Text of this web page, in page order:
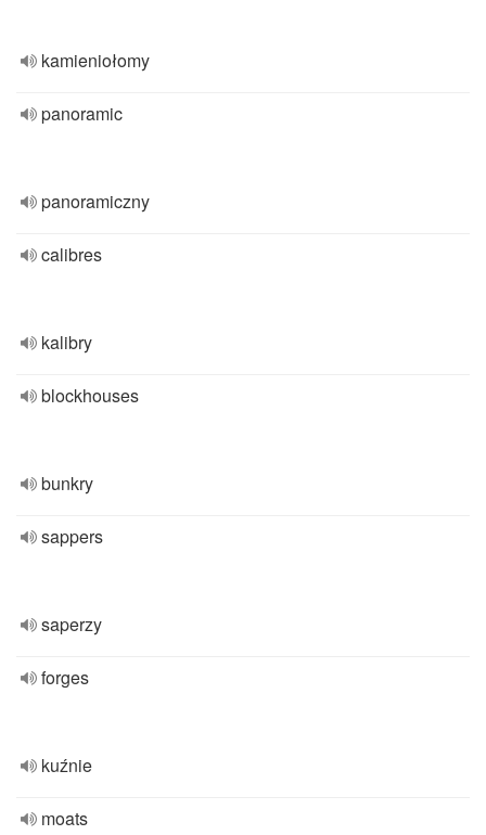
kamieniołomy
panoramic
panoramiczny
calibres
kalibry
blockhouses
bunkry
sappers
saperzy
forges
kuźnie
moats